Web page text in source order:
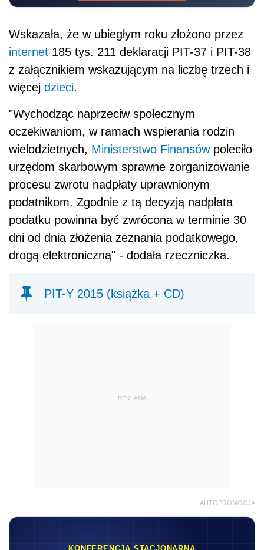
Wskazała, że w ubiegłym roku złożono przez
internet 185 tys. 211 deklaracji PIT-37 i PIT-38
z załącznikiem wskazującym na liczbę trzech i
więcej dzieci.
"Wychodząc naprzeciw społecznym
oczekiwaniom, w ramach wspierania rodzin
wielodzietnych, Ministerstwo Finansówpoleciło
urzędom skarbowym sprawne zorganizowanie
procesu zwrotu nadpłaty uprawnionym
podatnikom. Zgodnie z tą decyzją nadpłata
podatku powinna być zwrócona w terminie 30
dni od dnia złożenia zeznania podatkowego,
drogą elektroniczną" - dodała rzeczniczka.
PIT-Y 2015 (książka + CD)
REKLAMA
AUTOPROMOCJA